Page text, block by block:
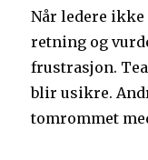
Når ledere
retning og
frustrasjon.
blir usikre.
tomrommet